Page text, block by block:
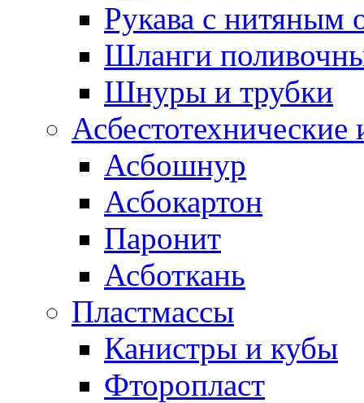
Рукава с нитяным
Шланги
Шнуры и трубки
Асбестотехнические
Асбошнур
Асбокартон
Паронит
Асботкань
Пластмассы
Канистры и кубы
Фторопласт